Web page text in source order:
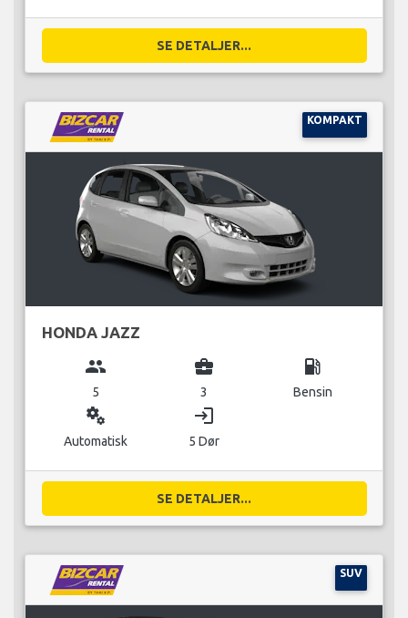
SE DETALJER...
KOMPAKT
HONDA JAZZ
group
5
business_center
3
local_gas_station
Bensin
miscellaneous_services
Automatisk
login
5 Dør
SE DETALJER...
SUV